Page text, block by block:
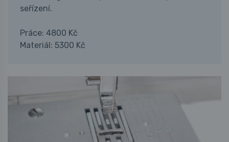
seřízení.
Práce: 4800 Kč
Materiál: 5300 Kč